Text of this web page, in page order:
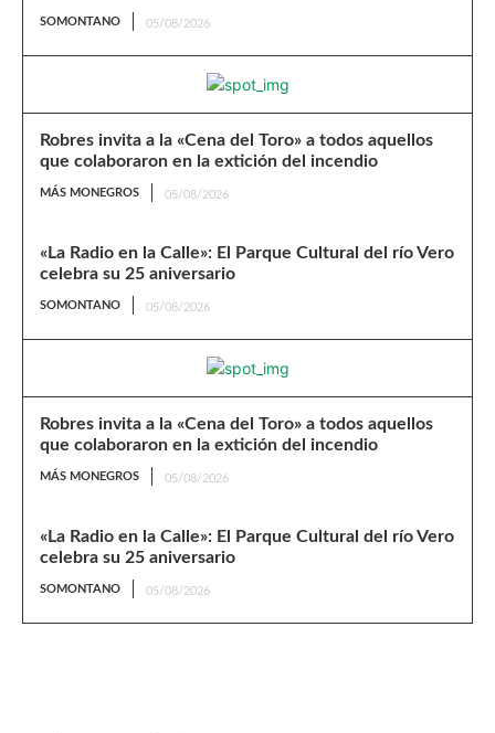
SOMONTANO 05/08/2026
Robres invita a la «Cena del Toro» a todos aquellos
que colaboraron en la extición del incendio
MÁS MONEGROS 05/08/2026
«La Radio en la Calle»: El Parque Cultural del río Vero
celebra su 25 aniversario
SOMONTANO 05/08/2026
Robres invita a la «Cena del Toro» a todos aquellos
que colaboraron en la extición del incendio
MÁS MONEGROS 05/08/2026
«La Radio en la Calle»: El Parque Cultural del río Vero
celebra su 25 aniversario
SOMONTANO 05/08/2026